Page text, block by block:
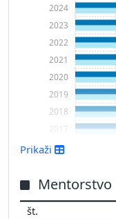
2013
2014
2016
2017
2018
2019
2020
2021
2022
2023
2024
Prikaži
Mentorstvo